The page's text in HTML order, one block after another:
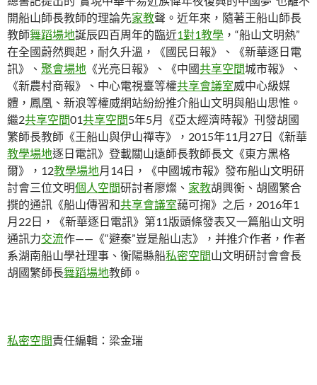
開船山師長教師的理論先家教聲。近年來，隨著王船山師長
教師舞蹈場地誕辰四百周年的臨近1對1教學 ，“船山文明熱”
在全國蔚然興起，耐久升溫，《國民日報》、《新華逐日電
訊》、 聚會場地 《光亮日報》、《中國共享空間城市報》、
《新農村商報》、中心電視臺等權共享會議室威中心級媒
體，鳳凰、新浪等權威網站紛紛推介船山文明與船山思惟。
繼2共享空間01共享空間5年5月《亞太經濟時報》刊發胡國
繁師長教師《王船山與伊山禪寺》，2015年11月27日《新華
教學場地逐日電訊》登載關山遠師長教師長文《東方黑格
爾》，12教學場地月14日，《中國城市報》發布船山文明研
討會三位文明個人空間研討者廖燦、 家教胡興衡、胡國繁合
撰的通訊《船山傳習和共享會議室藹可掬》之后，2016年1
月22日，《新華逐日電訊》第11版頭條發表又一篇船山文明
通訊力交流作——《“避秦”豈是船山志》，并推介作者，作者
系湖南船山學社理事、衡陽縣船私密空間山文明研討會會長
胡國繁師長舞蹈場地教師。
私密空間責任編輯：梁金瑞